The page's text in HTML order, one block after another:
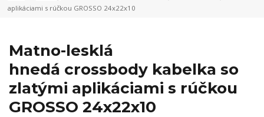
aplikáciami s rúčkou GROSSO 24x22x10
Matno-lesklá
hnedá crossbody kabelka so
zlatými aplikáciami s rúčkou
GROSSO 24x22x10